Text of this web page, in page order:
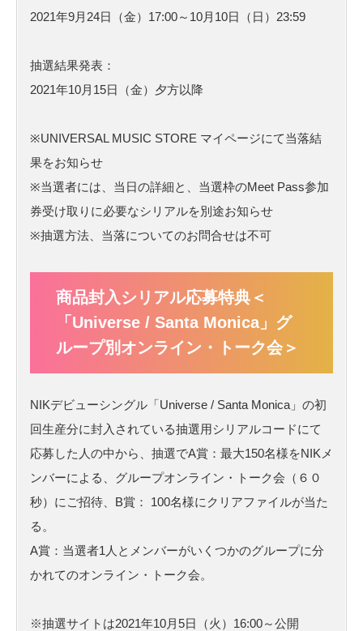
2021年9月24日（金）17:00～10月10日（日）23:59
抽選結果発表：
2021年10月15日（金）夕方以降
※UNIVERSAL MUSIC STORE マイページにて当落結
果をお知らせ
※当選者には、当日の詳細と、当選枠のMeet Pass参加
券受け取りに必要なシリアルを別途お知らせ
※抽選方法、当落についてのお問合せは不可
商品封入シリアル応募特典＜
「Universe / Santa Monica」グ
ループ別オンライン・トーク会＞
NIKデビューシングル「Universe / Santa Monica」の初
回生産分に封入されている抽選用シリアルコードにて
応募した人の中から、抽選でA賞：最大150名様をNIKメ
ンバーによる、グループオンライン・トーク会（６０
秒）にご招待、B賞： 100名様にクリアファイルが当た
る。
A賞：当選者1人とメンバーがいくつかのグループに分
かれてのオンライン・トーク会。
※抽選サイトは2021年10月5日（火）16:00～公開